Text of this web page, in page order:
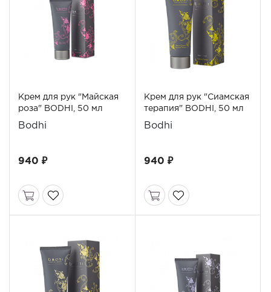
Крем для рук "Майская
роза" BODHI, 50 мл
Bodhi
940 ₽
Крем для рук "Сиамская
терапия" BODHI, 50 мл
Bodhi
940 ₽